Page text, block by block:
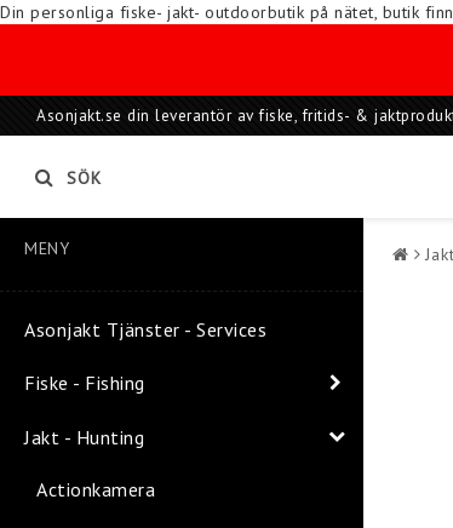
Din personliga fiske- jakt- outdoorbutik på nätet, butik
Asonjakt.se din leverantör av fiske, fritids- &
SÖK
MENY
Asonjakt Tjänster - Services
Fiske - Fishing
Jakt - Hunting
Actionkamera